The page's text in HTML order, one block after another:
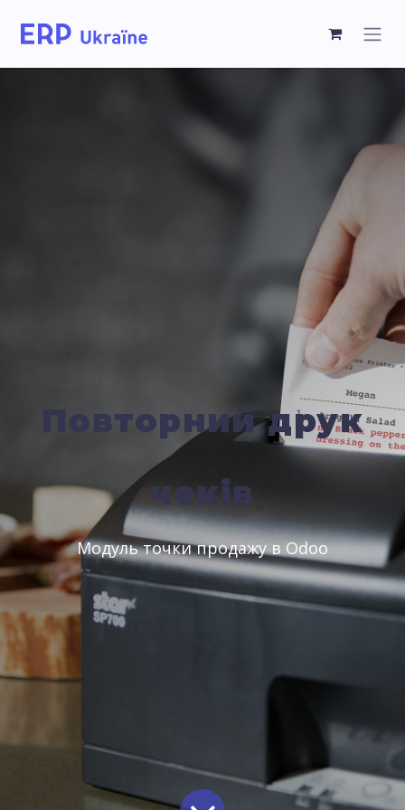
Повторний друк
чеків
Модуль точки продажу в Odoo